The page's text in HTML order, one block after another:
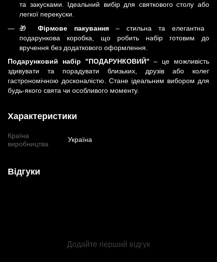
та закусками. Ідеальний вибір для святкового столу або
легкої перекуски.
🎁 Фірмове пакування – стильна та елегантна
подарункова коробка, що робить набір готовим до
вручення без додаткового оформлення.
Подарунковий набір "ПОДАРУНКОВИЙ" – це можливість
здивувати та порадувати близьких, друзів або колег
гастрономічною досконалістю. Стане ідеальним вибором для
будь-якого свята чи особливого моменту.
Характеристики
Країна
виробництва
Україна
Відгуки
Додайте перший відгук